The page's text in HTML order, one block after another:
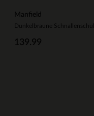
Manfield
139.99